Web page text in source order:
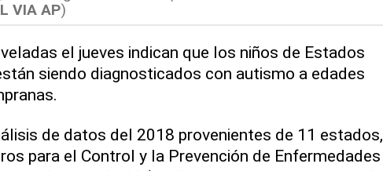
VIA AP)
el jueves indican que los niños de Estados
siendo diagnosticados con autismo a edades
de datos del 2018 provenientes de 11 estados,
para el Control y la Prevención de Enfermedades